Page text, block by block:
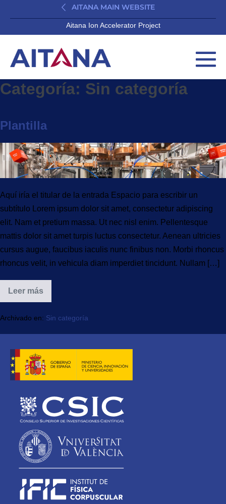
AITANA MAIN WEBSITE
Aitana Ion Accelerator Project
Categoría: Sin categoría
Plantilla
Aquí iría el titular de la entrada Espacio para escribir un
subtítulo Lorem ipsum dolor sit amet, consectetur adipiscing
elit. Nam et pretium massa. Ut nec nisl enim. Pellentesque
mattis dolor sit amet turpis luctus consectetur. Aenean ultricies
cursus augue, faucibus iaculis nunc finibus non. Morbi rhoncus
rhoncus velit, in vehicula diam imperdiet tincidunt. Nullam […]
Leer más
Archivado en: Sin categoría